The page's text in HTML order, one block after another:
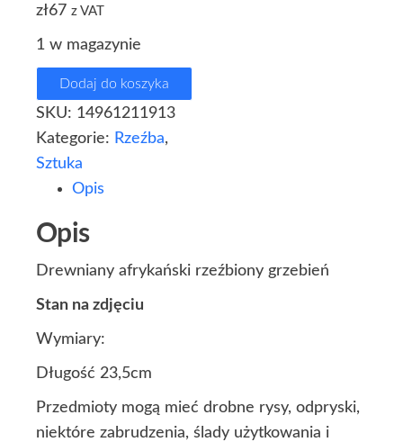
zł67 z VAT
1 w magazynie
Dodaj do koszyka
SKU: 14961211913
Kategorie: Rzeźba,
Sztuka
Opis
Opis
Drewniany afrykański rzeźbiony grzebień
Stan na zdjęciu
Wymiary:
Długość 23,5cm
Przedmioty mogą mieć drobne rysy, odpryski,
niektóre zabrudzenia, ślady użytkowania i